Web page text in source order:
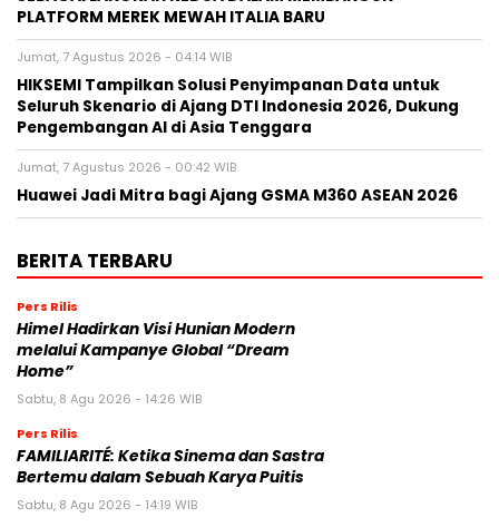
PLATFORM MEREK MEWAH ITALIA BARU
Jumat, 7 Agustus 2026 - 04:14 WIB
HIKSEMI Tampilkan Solusi Penyimpanan Data untuk
Seluruh Skenario di Ajang DTI Indonesia 2026, Dukung
Pengembangan AI di Asia Tenggara
Jumat, 7 Agustus 2026 - 00:42 WIB
Huawei Jadi Mitra bagi Ajang GSMA M360 ASEAN 2026
BERITA TERBARU
Pers Rilis
Himel Hadirkan Visi Hunian Modern
melalui Kampanye Global “Dream
Home”
Sabtu, 8 Agu 2026 - 14:26 WIB
Pers Rilis
FAMILIARITÉ: Ketika Sinema dan Sastra
Bertemu dalam Sebuah Karya Puitis
Sabtu, 8 Agu 2026 - 14:19 WIB